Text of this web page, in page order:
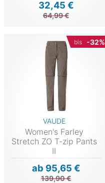
32,45 €
64,99 €
bis -32%
VAUDE
Women's Farley
Stretch ZO T-zip Pants
II
ab 95,65 €
139,90 €